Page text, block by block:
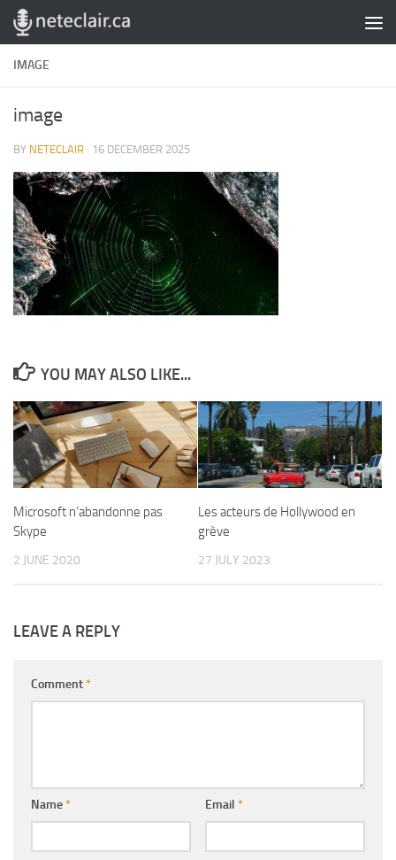
Skip to content
IMAGE
image
BY NETECLAIR · 16 DECEMBER 2025
YOU MAY ALSO LIKE...
Microsoft n’abandonne pas
Skype
2 JUNE 2020
Les acteurs de Hollywood en
grève
27 JULY 2023
LEAVE A REPLY
Comment*
Name* Email *